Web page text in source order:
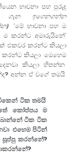
භාවනා පහ පුරුදු
ඉගෙනගන්න
. ‘මේ භාවනා පහ ම
කරන්ට අමාරුයිනේ’
එකවර කරන්ට කියලා
කියලා. මෙහෙම
කියලා හිතන්න.
අන්න ඒ වගේ තමයි.
ටික තමයි.
කෝප්පය ම
ටික ටික
එහෙම පිටින්
කරන්නේ?